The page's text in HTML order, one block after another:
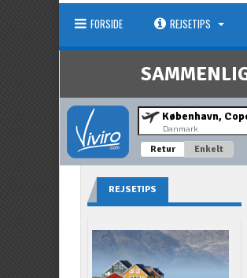
FORSIDE REJSETIPS
Danmark
Retur Enkelt
REJSETIPS